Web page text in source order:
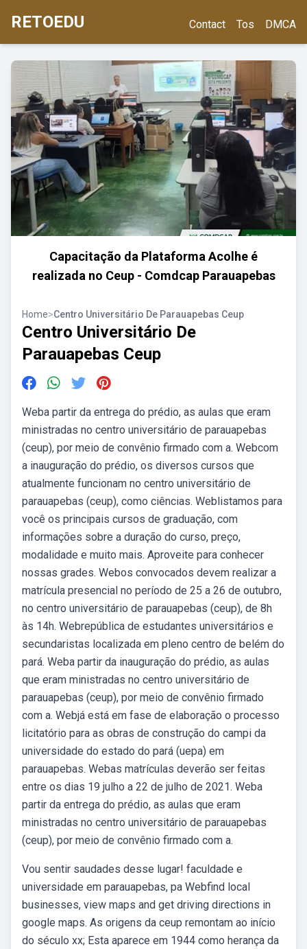
RETOEDU Contact Tos DMCA
Capacitação da Plataforma Acolhe é
realizada no Ceup - Comdcap Parauapebas
Home>Centro Universitário De Parauapebas Ceup
Centro Universitário De
Parauapebas Ceup
Weba partir da entrega do prédio, as aulas que eram
ministradas no centro universitário de parauapebas
(ceup), por meio de convênio firmado com a. Webcom
a inauguração do prédio, os diversos cursos que
atualmente funcionam no centro universitário de
parauapebas (ceup), como ciências. Weblistamos para
você os principais cursos de graduação, com
informações sobre a duração do curso, preço,
modalidade e muito mais. Aproveite para conhecer
nossas grades. Webos convocados devem realizar a
matrícula presencial no período de 25 a 26 de outubro,
no centro universitário de parauapebas (ceup), de 8h
às 14h. Webrepública de estudantes universitários e
secundaristas localizada em pleno centro de belém do
pará. Weba partir da inauguração do prédio, as aulas
que eram ministradas no centro universitário de
parauapebas (ceup), por meio de convênio firmado
com a. Webjá está em fase de elaboração o processo
licitatório para as obras de construção do campi da
universidade do estado do pará (uepa) em
parauapebas. Webas matrículas deverão ser feitas
entre os dias 19 julho a 22 de julho de 2021. Weba
partir da entrega do prédio, as aulas que eram
ministradas no centro universitário de parauapebas
(ceup), por meio de convênio firmado com a.
Vou sentir saudades desse lugar! faculdade e
universidade em parauapebas, pa Webfind local
businesses, view maps and get driving directions in
google maps. As origens da ceup remontam ao início
do século xx; Esta aparece em 1944 como herança da